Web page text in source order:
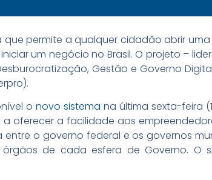
que permite a qualquer cidadão abrir
um negócio no Brasil. O projeto –
Gestão e Governo
o novo sistema na última sexta-feira
oferecer a facilidade aos
o governo federal e os governos
de cada esfera de Governo. O